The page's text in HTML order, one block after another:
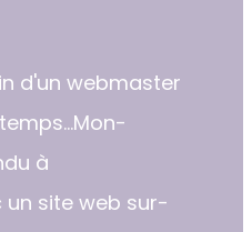
d'un webmaster
à
site web sur-